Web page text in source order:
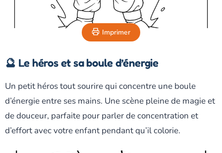
Imprimer
🔮 Le héros et sa boule d’énergie
Un petit héros tout sourire qui concentre une boule
d’énergie entre ses mains. Une scène pleine de magie et
de douceur, parfaite pour parler de concentration et
d’effort avec votre enfant pendant qu’il colorie.